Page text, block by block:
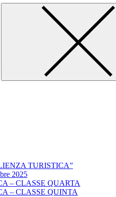
TURISTICA”
2025
– CLASSE QUARTA
– CLASSE QUINTA